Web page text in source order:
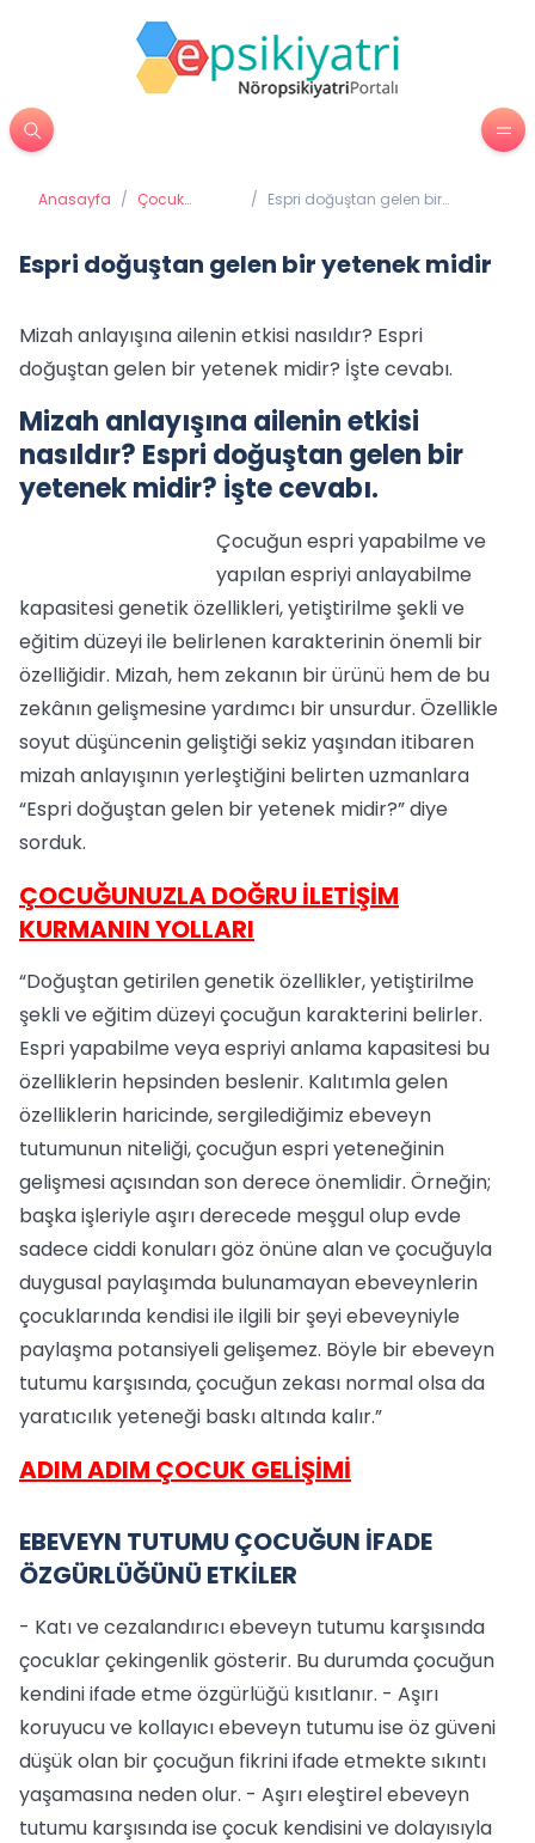
Anasayfa / Çocuk
/ Espri doğuştan gelen bir
Espri doğuştan gelen bir yetenek midir
Mizah anlayışına ailenin etkisi nasıldır? Espri
doğuştan gelen bir yetenek midir? İşte cevabı.
Mizah anlayışına ailenin etkisi
nasıldır? Espri doğuştan gelen bir
yetenek midir? İşte cevabı.
Çocuğun espri yapabilme ve
yapılan espriyi anlayabilme
kapasitesi genetik özellikleri, yetiştirilme şekli ve
eğitim düzeyi ile belirlenen karakterinin önemli bir
özelliğidir. Mizah, hem zekanın bir ürünü hem de bu
zekânın gelişmesine yardımcı bir unsurdur. Özellikle
soyut düşüncenin geliştiği sekiz yaşından itibaren
mizah anlayışının yerleştiğini belirten uzmanlara
“Espri doğuştan gelen bir yetenek midir?” diye
sorduk.
ÇOCUĞUNUZLA DOĞRU İLETİŞİM
KURMANIN YOLLARI
“Doğuştan getirilen genetik özellikler, yetiştirilme
şekli ve eğitim düzeyi çocuğun karakterini belirler.
Espri yapabilme veya espriyi anlama kapasitesi bu
özelliklerin hepsinden beslenir. Kalıtımla gelen
özelliklerin haricinde, sergilediğimiz ebeveyn
tutumunun niteliği, çocuğun espri yeteneğinin
gelişmesi açısından son derece önemlidir. Örneğin;
başka işleriyle aşırı derecede meşgul olup evde
sadece ciddi konuları göz önüne alan ve çocuğuyla
duygusal paylaşımda bulunamayan ebeveynlerin
çocuklarında kendisi ile ilgili bir şeyi ebeveyniyle
paylaşma potansiyeli gelişemez. Böyle bir ebeveyn
tutumu karşısında, çocuğun zekası normal olsa da
yaratıcılık yeteneği baskı altında kalır.”
ADIM ADIM ÇOCUK GELİŞİMİ
EBEVEYN TUTUMU ÇOCUĞUN İFADE
ÖZGÜRLÜĞÜNÜ ETKİLER
- Katı ve cezalandırıcı ebeveyn tutumu karşısında
çocuklar çekingenlik gösterir. Bu durumda çocuğun
kendini ifade etme özgürlüğü kısıtlanır. - Aşırı
koruyucu ve kollayıcı ebeveyn tutumu ise öz güveni
düşük olan bir çocuğun fikrini ifade etmekte sıkıntı
yaşamasına neden olur. - Aşırı eleştirel ebeveyn
tutumu karşısında ise çocuk kendisini ve dolayısıyla